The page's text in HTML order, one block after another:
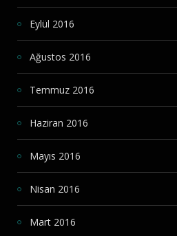
Eylül 2016
Ağustos 2016
Temmuz 2016
Haziran 2016
Mayıs 2016
Nisan 2016
Mart 2016